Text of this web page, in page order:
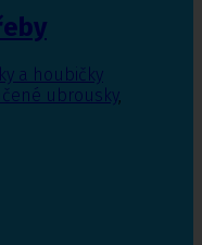
a houbičky
ubrousky,